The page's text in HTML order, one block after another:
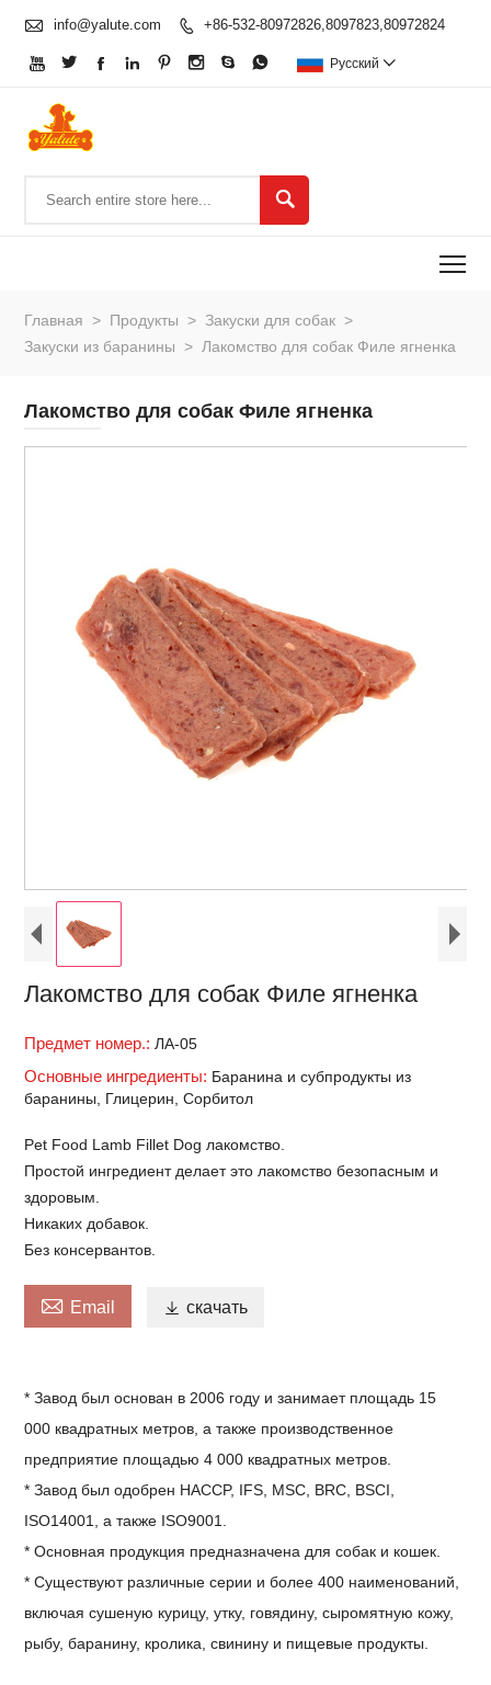
 info@yalute.com  +86-532-80972826,8097823,80972824
        Pусский 

Главная > Продукты > Закуски для собак >
Закуски из баранины > Лакомство для собак Филе ягненка
Лакомство для собак Филе ягненка
Лакомство для собак Филе ягненка
Предмет номер.:ЛА-05
Основные ингредиенты: Баранина и субпродукты из
баранины, Глицерин, Сорбитол
Pet Food Lamb Fillet Dog лакомство.
Простой ингредиент делает это лакомство безопасным и
здоровым.
Никаких добавок.
Без консервантов.
 Email  скачать
* Завод был основан в 2006 году и занимает площадь 15
000 квадратных метров, а также производственное
предприятие площадью 4 000 квадратных метров.
* Завод был одобрен HACCP, IFS, MSC, BRC, BSCI,
ISO14001, а также ISO9001.
* Основная продукция предназначена для собак и кошек.
* Существуют различные серии и более 400 наименований,
включая сушеную курицу, утку, говядину, сыромятную кожу,
рыбу, баранину, кролика, свинину и пищевые продукты.